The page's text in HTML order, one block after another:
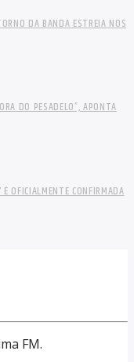
DA BANDA ESTREIA NOS
DO PESADELO”, APONTA
OFICIALMENTE CONFIRMADA
FM.